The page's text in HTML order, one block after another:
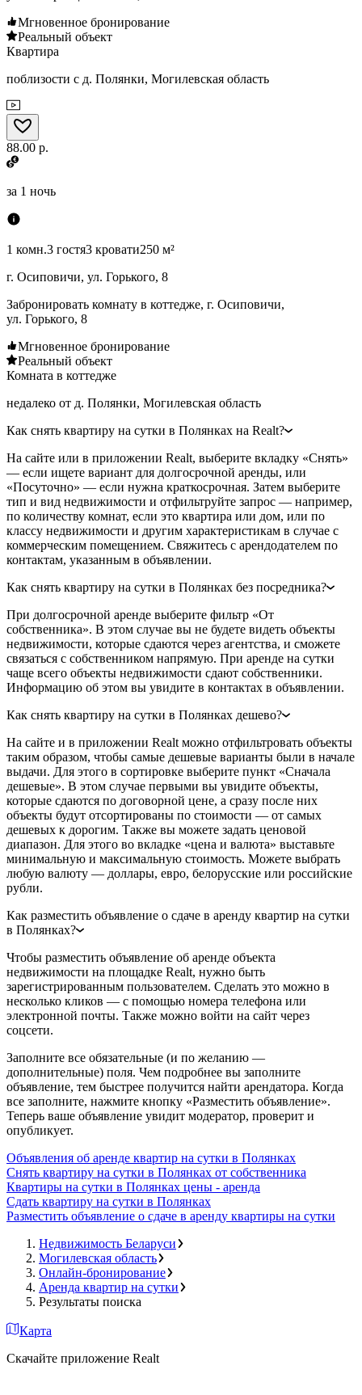
Мгновенное бронирование
Реальный объект
Квартира
поблизости с д. Полянки, Могилевская область
88.00 р.
за 1 ночь
1 комн.3 гостя3 кровати250 м²
г. Осиповичи, ул. Горького, 8
Забронировать комнату в коттедже, г. Осиповичи,
ул. Горького, 8
Мгновенное бронирование
Реальный объект
Комната в коттедже
недалеко от д. Полянки, Могилевская область
Как снять квартиру на сутки в Полянках на Realt?
На сайте или в приложении Realt, выберите вкладку «Снять»
— если ищете вариант для долгосрочной аренды, или
«Посуточно» — если нужна краткосрочная. Затем выберите
тип и вид недвижимости и отфильтруйте запрос — например,
по количеству комнат, если это квартира или дом, или по
классу недвижимости и другим характеристикам в случае с
коммерческим помещением. Свяжитесь с арендодателем по
контактам, указанным в объявлении.
Как снять квартиру на сутки в Полянках без посредника?
При долгосрочной аренде выберите фильтр «От
собственника». В этом случае вы не будете видеть объекты
недвижимости, которые сдаются через агентства, и сможете
связаться с собственником напрямую. При аренде на сутки
чаще всего объекты недвижимости сдают собственники.
Информацию об этом вы увидите в контактах в объявлении.
Как снять квартиру на сутки в Полянках дешево?
На сайте и в приложении Realt можно отфильтровать объекты
таким образом, чтобы самые дешевые варианты были в начале
выдачи. Для этого в сортировке выберите пункт «Сначала
дешевые». В этом случае первыми вы увидите объекты,
которые сдаются по договорной цене, а сразу после них
объекты будут отсортированы по стоимости — от самых
дешевых к дорогим. Также вы можете задать ценовой
диапазон. Для этого во вкладке «цена и валюта» выставьте
минимальную и максимальную стоимость. Можете выбрать
любую валюту — доллары, евро, белорусские или российские
рубли.
Как разместить объявление о сдаче в аренду квартир на сутки
в Полянках?
Чтобы разместить объявление об аренде объекта
недвижимости на площадке Realt, нужно быть
зарегистрированным пользователем. Сделать это можно в
несколько кликов — с помощью номера телефона или
электронной почты. Также можно войти на сайт через
соцсети.
Заполните все обязательные (и по желанию —
дополнительные) поля. Чем подробнее вы заполните
объявление, тем быстрее получится найти арендатора. Когда
все заполните, нажмите кнопку «Разместить объявление».
Теперь ваше объявление увидит модератор, проверит и
опубликует.
Объявления об аренде квартир на сутки в Полянках
Снять квартиру на сутки в Полянках от собственника
Квартиры на сутки в Полянках цены - аренда
Сдать квартиру на сутки в Полянках
Разместить объявление о сдаче в аренду квартиры на сутки
Недвижимость Беларуси
Могилевская область
Онлайн-бронирование
Аренда квартир на сутки
Результаты поиска
Карта
Скачайте приложение Realt